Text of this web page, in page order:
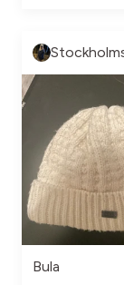
Bula